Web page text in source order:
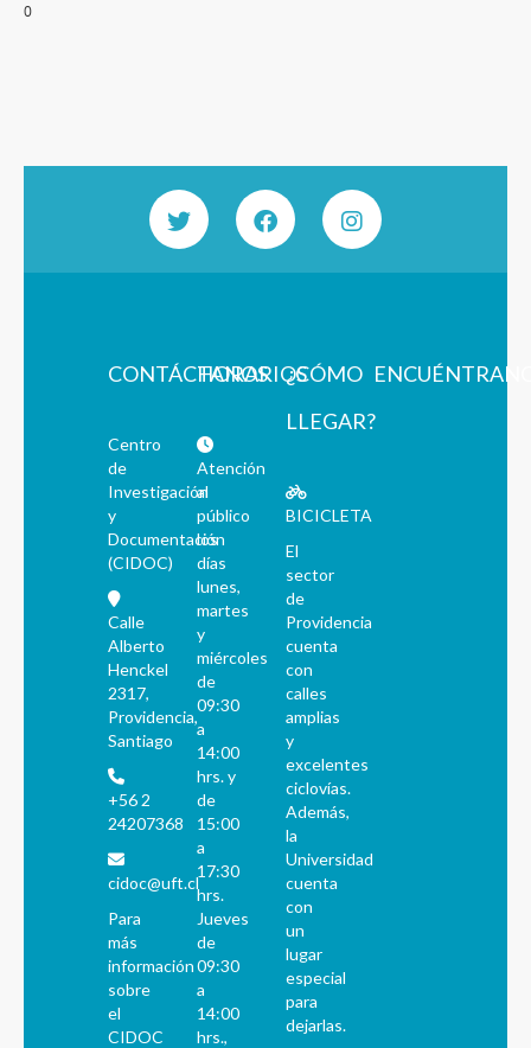
0
CONTÁCTANOS
Centro
de
Investigación
y
Documentación
(CIDOC)
Calle
Alberto
Henckel
2317,
Providencia,
Santiago
+56 2
24207368
cidoc@uft.cl
Para
más
información
sobre
el
CIDOC
HORARIOS
Atención
al
público
los
días
lunes,
martes
y
miércoles
de
09:30
a
14:00
hrs. y
de
15:00
a
17:30
hrs.
Jueves
de
09:30
a
14:00
hrs.,
¿CÓMO
LLEGAR?
BICICLETA
El
sector
de
Providencia
cuenta
con
calles
amplias
y
excelentes
ciclovías.
Además,
la
Universidad
cuenta
con
un
lugar
especial
para
dejarlas.